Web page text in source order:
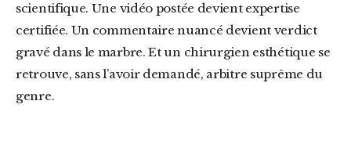
scientifique. Une vidéo postée devient expertise
certifiée. Un commentaire nuancé devient verdict
gravé dans le marbre. Et un chirurgien esthétique se
retrouve, sans l’avoir demandé, arbitre suprême du
genre.